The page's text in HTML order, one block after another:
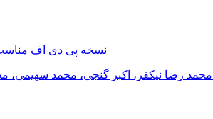
نسخه پی دی اف
رضا نیکفر، اکبر گنجی، محمد سهیمی،